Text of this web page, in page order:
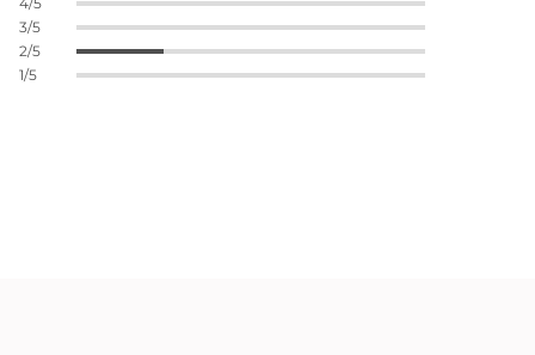
3/5
2/5
1/5